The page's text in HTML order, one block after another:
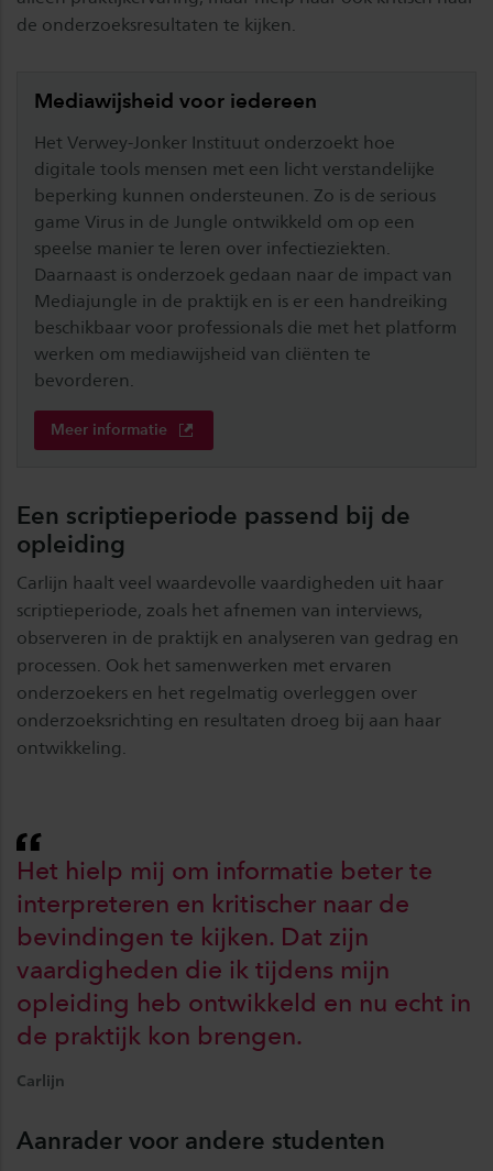
de onderzoeksresultaten te kijken.
Mediawijsheid voor iedereen
Het Verwey-Jonker Instituut onderzoekt hoe
digitale tools mensen met een licht verstandelijke
beperking kunnen ondersteunen. Zo is de serious
game Virus in de Jungle ontwikkeld om op een
speelse manier te leren over infectieziekten.
Daarnaast is onderzoek gedaan naar de impact van
Mediajungle in de praktijk en is er een handreiking
beschikbaar voor professionals die met het platform
werken om mediawijsheid van cliënten te
bevorderen.
Meer informatie
Een scriptieperiode passend bij de
opleiding
Carlijn haalt veel waardevolle vaardigheden uit haar
scriptieperiode, zoals het afnemen van interviews,
observeren in de praktijk en analyseren van gedrag en
processen. Ook het samenwerken met ervaren
onderzoekers en het regelmatig overleggen over
onderzoeksrichting en resultaten droeg bij aan haar
ontwikkeling.
Het hielp mij om informatie beter te
interpreteren en kritischer naar de
bevindingen te kijken. Dat zijn
vaardigheden die ik tijdens mijn
opleiding heb ontwikkeld en nu echt in
de praktijk kon brengen.
Carlijn
Aanrader voor andere studenten